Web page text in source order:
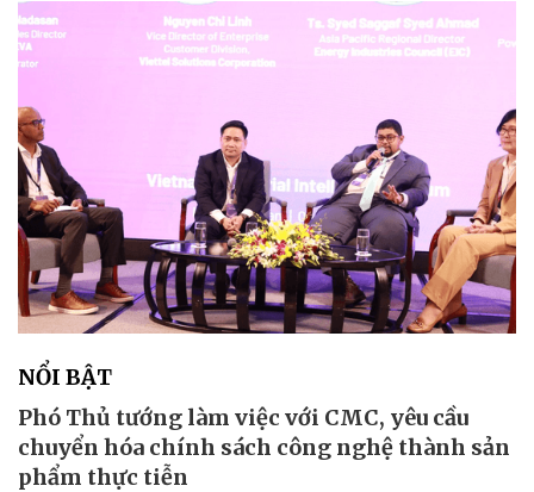
NỔI BẬT
Phó Thủ tướng làm việc với CMC, yêu cầu
chuyển hóa chính sách công nghệ thành sản
phẩm thực tiễn